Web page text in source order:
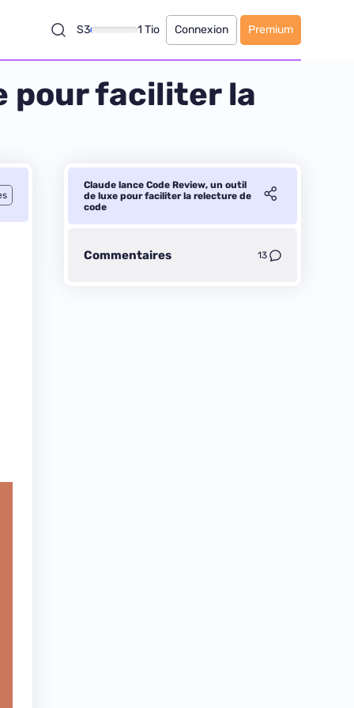
S3 1 Tio Connexion Premium
pour faciliter la
Claude lance Code Review, un outil
de luxe pour faciliter la relecture de
code
Commentaires 13